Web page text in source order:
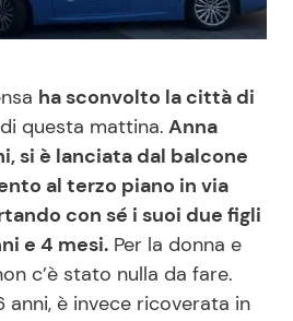
Le Ricette in TV
Ricette Facili e Veloci
Ricette Feste
Ricette per Bambini
ha sconvolto la città di
di questa mattina. Anna
si è lanciata dal balcone
al terzo piano in via
con sé i suoi due figli
e 4 mesi. Per la donna e
c’è stato nulla da fare.
anni, è invece ricoverata in